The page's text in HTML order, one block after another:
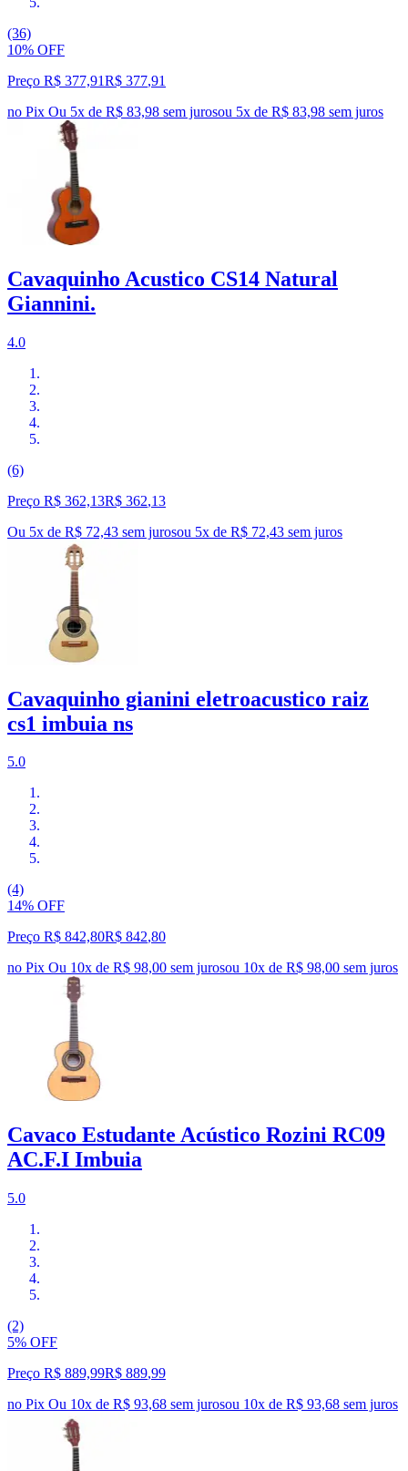
(36)
10% OFF
Preço R$ 377,91R$ 377,91
no Pix Ou 5x de R$ 83,98 sem jurosou 5x de R$ 83,98 sem juros
Cavaquinho Acustico CS14 Natural
Giannini.
4.0
(6)
Preço R$ 362,13R$ 362,13
Ou 5x de R$ 72,43 sem jurosou 5x de R$ 72,43 sem juros
Cavaquinho gianini eletroacustico raiz
cs1 imbuia ns
5.0
(4)
14% OFF
Preço R$ 842,80R$ 842,80
no Pix Ou 10x de R$ 98,00 sem jurosou 10x de R$ 98,00 sem juros
Cavaco Estudante Acústico Rozini RC09
AC.F.I Imbuia
5.0
(2)
5% OFF
Preço R$ 889,99R$ 889,99
no Pix Ou 10x de R$ 93,68 sem jurosou 10x de R$ 93,68 sem juros